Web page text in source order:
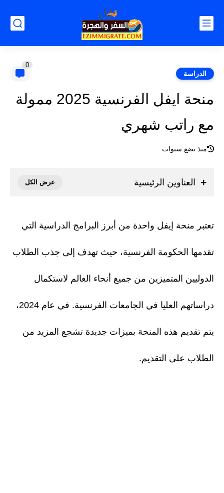
الدراسة
0
منحة ايفل الفرنسية 2025 ممولة
مع راتب شهري
منذ بضع سنوات
العناوين الرئيسية
تعتبر منحة إيفل واحدة من أبرز البرامج الدراسية التي
تقدمها الحكومة الفرنسية، حيث تهدف إلى جذب الطلاب
الدوليين المتميزين من جميع أنحاء العالم لاستكمال
دراساتهم العليا في الجامعات الفرنسية. في عام 2024،
يتم تقديم هذه المنحة بميزات جديدة تشجع المزيد من
الطلاب على التقديم.